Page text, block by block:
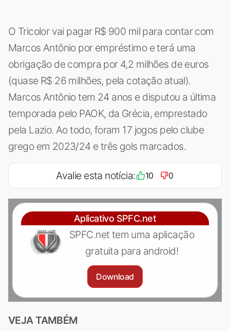
O Tricolor vai pagar R$ 900 mil para contar com
Marcos Antônio por empréstimo e terá uma
obrigação de compra por 4,2 milhões de euros
(quase R$ 26 milhões, pela cotação atual).
Marcos Antônio tem 24 anos e disputou a última
temporada pelo PAOK, da Grécia, emprestado
pela Lazio. Ao todo, foram 17 jogos pelo clube
grego em 2023/24 e três gols marcados.
Avalie esta notícia: 10 0
Aplicativo SPFC.net
SPFC.net tem uma aplicação
gratuita para android!
Download
VEJA TAMBÉM